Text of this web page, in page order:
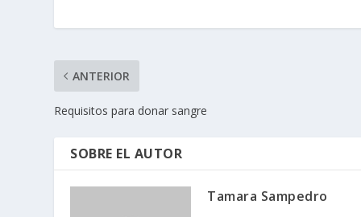
ANTERIOR
Requisitos para donar sangre
SOBRE EL AUTOR
Tamara Sampedro